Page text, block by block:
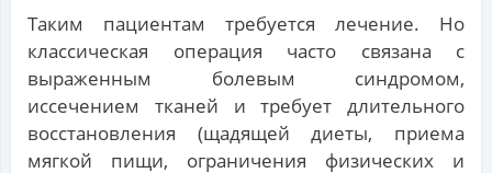
Таким пациентам требуется лечение. Но
классическая операция часто связана с
выраженным болевым синдромом,
иссечением тканей и требует длительного
восстановления (щадящей диеты, приема
мягкой пищи, ограничения физических и